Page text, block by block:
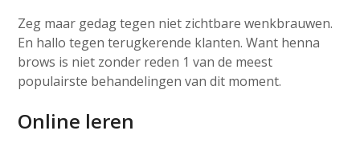
Zeg maar gedag tegen niet zichtbare wenkbrauwen.
En hallo tegen terugkerende klanten. Want henna
brows is niet zonder reden 1 van de meest
populairste behandelingen van dit moment.
Online leren